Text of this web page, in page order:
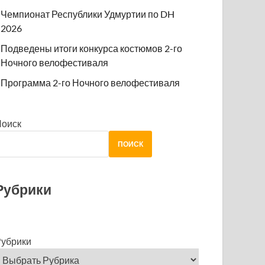
Чемпионат Республики Удмуртии по DH
2026
Подведены итоги конкурса костюмов 2-го
Ночного велофестиваля
Программа 2-го Ночного велофестиваля
ПОИСК